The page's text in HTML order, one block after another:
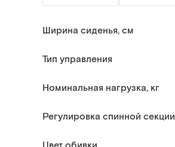
Ширина сиденья, см
Тип управления
Номинальная нагрузка, кг
Регулировка спинной секции